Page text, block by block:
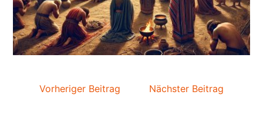
Vorheriger Beitrag Nächster Beitrag